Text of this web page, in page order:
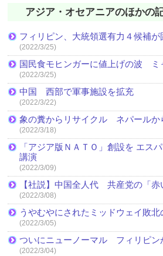
アジア・オセアニアのほかの
フィリピン、大統領選有力４候補が
(2022/3/25)
国民食モヒンガーに値上げの波 ミ
(2022/3/25)
中国 西部で軍事施設を拡充
(2022/3/22)
象の糞からリサイクル ネパールか
(2022/3/18)
「アジア版ＮＡＴＯ」創設を エス
講演
(2022/3/09)
【社説】中国全人代 共産党の「赤
(2022/3/08)
うやむやにされたミッドウェイ敗北
(2022/3/05)
ついにニューノーマル フィリピン
(2022/3/04)